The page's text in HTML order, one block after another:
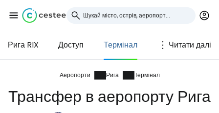
Рига RIX Доступ Термінал Читати далі
Аеропорти Рига Термінал
Трансфер в аеропорту Рига
Увійдіть до Cestee
... світова туристична спільнота
Продовжуйте з Google